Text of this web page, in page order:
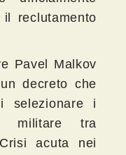
reclutamento
Pavel Malkov
decreto che
selezionare i
militare tra
acuta nei